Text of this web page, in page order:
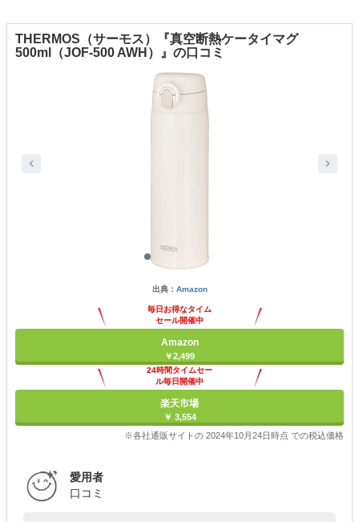
THERMOS（サーモス）『真空断熱ケータイマグ
500ml（JOF-500 AWH）』の口コミ
出典： Amazon
毎日お得なタイム
セール開催中
Amazon
￥2,499
24時間タイムセー
ル毎日開催中
楽天市場
￥ 3,554
※各社通販サイトの 2024年10月24日時点 での税込価格
愛用者
口コミ